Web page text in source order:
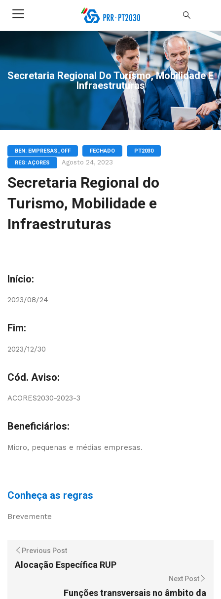
Secretaria Regional Do Turismo, Mobilidade E
Infraestruturas
BEN: EMPRESAS_OFF FECHADO
PT2030
REG: AÇORES
Agosto 24, 2023
Secretaria Regional do
Turismo, Mobilidade e
Infraestruturas
Início:
2023/08/24
Fim:
2023/12/30
Cód. Aviso:
ACORES2030-2023-3
Beneficiários:
Micro, pequenas e médias empresas.
Conheça as regras
Brevemente
Previous Post
Alocação Específica RUP
Next Post
Funções transversais no âmbito da